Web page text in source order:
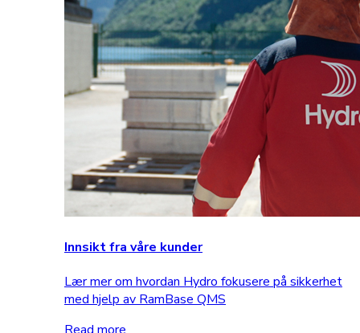
Innsikt fra våre kunder
Lær mer om hvordan Hydro fokusere på sikkerhet
med hjelp av RamBase QMS